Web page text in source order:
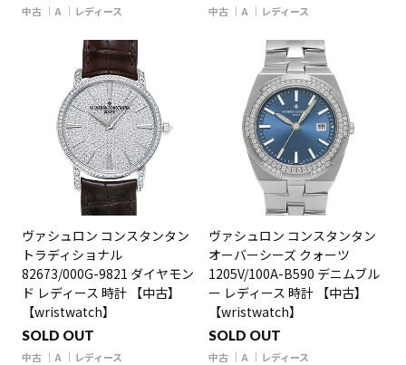
中古 A レディース 中古 A レディース
ヴァシュロン コンスタンタン
トラディショナル
82673/000G-9821 ダイヤモン
ド レディース 時計 【中古】
【wristwatch】
SOLD OUT
中古 A レディース
ヴァシュロン コンスタンタン
オーバーシーズ クォーツ
1205V/100A-B590 デニムブル
ー レディース 時計 【中古】
【wristwatch】
SOLD OUT
中古 A レディース